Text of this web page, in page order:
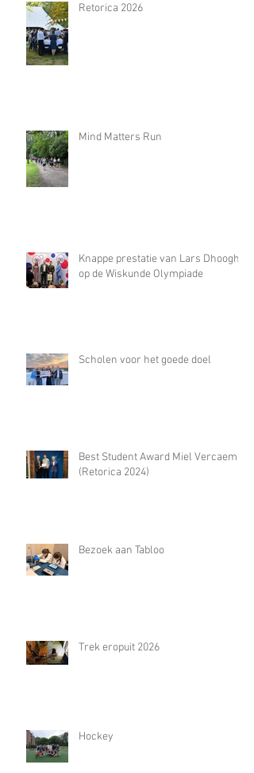
Retorica 2026
Mind Matters Run
Knappe prestatie van Lars Dhooghe
op de Wiskunde Olympiade
Scholen voor het goede doel
Best Student Award Miel Vercaemst
(Retorica 2024)
Bezoek aan Tabloo
Trek eropuit 2026
Hockey